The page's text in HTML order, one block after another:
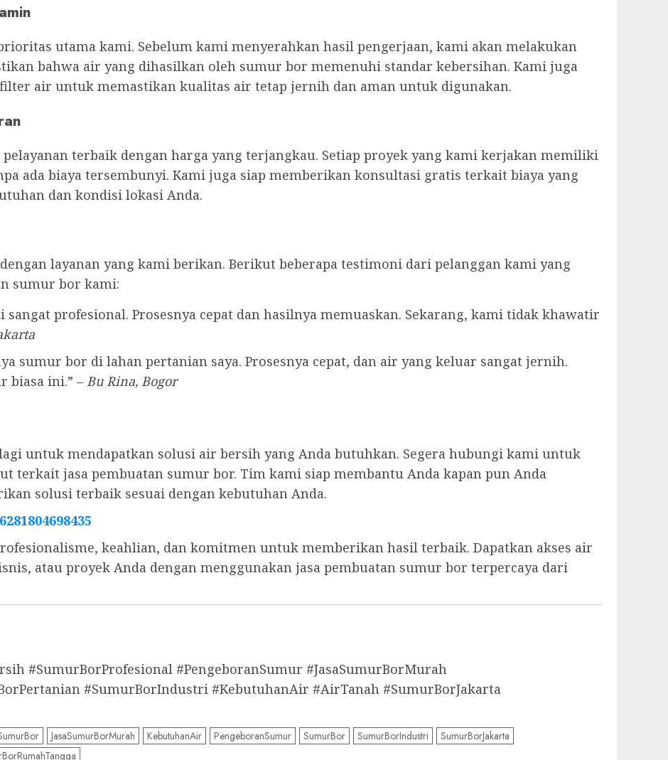
utama kami. Sebelum kami menyerahkan hasil pengerjaan, kami akan melakukan
bahwa air yang dihasilkan oleh sumur bor memenuhi standar kebersihan. Kami juga
air untuk memastikan kualitas air tetap jernih dan aman untuk digunakan.
terbaik dengan harga yang terjangkau. Setiap proyek yang kami kerjakan memiliki
ada biaya tersembunyi. Kami juga siap memberikan konsultasi gratis terkait biaya yang
dan kondisi lokasi Anda.
layanan yang kami berikan. Berikut beberapa testimoni dari pelanggan kami yang
sumur bor kami:
profesional. Prosesnya cepat dan hasilnya memuaskan. Sekarang, kami tidak khawatir
sumur bor di lahan pertanian saya. Prosesnya cepat, dan air yang keluar sangat jernih.
biasa ini.” – Bu Rina, Bogor
untuk mendapatkan solusi air bersih yang Anda butuhkan. Segera hubungi kami untuk
terkait jasa pembuatan sumur bor. Tim kami siap membantu Anda kapan pun Anda
solusi terbaik sesuai dengan kebutuhan Anda.
keahlian, dan komitmen untuk memberikan hasil terbaik. Dapatkan akses air
atau proyek Anda dengan menggunakan jasa pembuatan sumur bor terpercaya dari
#SumurBorProfesional #PengeboranSumur #JasaSumurBorMurah
#SumurBorIndustri #KebutuhanAir #AirTanah #SumurBorJakarta
JasaSumurBorMurah KebutuhanAir PengeboranSumur SumurBor SumurBorIndustri
SumurBorJakarta